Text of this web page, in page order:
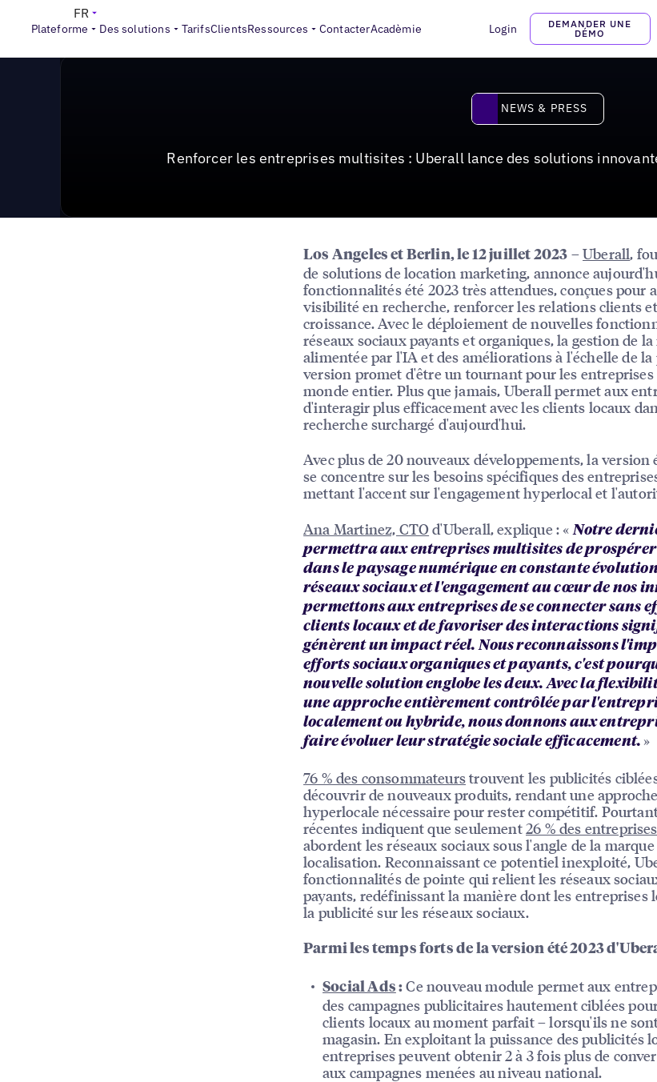
Plateforme Des solutions TarifsClientsRessources ContacterAcadèmie Login
DEMANDER UNE
DÉMO
FR
News & Press Renforcer les entreprises multisites : Uberall lance des solutions innovantes pour un meilleur
News & Press
NEWS & PRESS
Renforcer les entreprises multisites : Uberall lance des solutions
Los Angeles et Berlin, le 12 juillet 2023 –Uberall,
de solutions de location marketing, annonce
fonctionnalités été 2023 très attendues, conçues pour
visibilité en recherche, renforcer les relations clients
croissance. Avec le déploiement de nouvelles
réseaux sociaux payants et organiques, la gestion de
alimentée par l'IA et des améliorations à l'échelle de
version promet d'être un tournant pour les entreprises
monde entier. Plus que jamais, Uberall permet aux
d'interagir plus efficacement avec les clients locaux
recherche surchargé d'aujourd'hui.
Avec plus de 20 nouveaux développements, la version
se concentre sur les besoins spécifiques des
mettant l'accent sur l'engagement hyperlocal et
Ana Martinez, CTOd'Uberall, explique : « Notre
permettra aux entreprises multisites de
dans le paysage numérique en constante
réseaux sociaux et l'engagement au cœur de nos
permettons aux entreprises de se connecter sans
clients locaux et de favoriser des interactions
génèrent un impact réel. Nous reconnaissons
efforts sociaux organiques et payants, c'est
nouvelle solution englobe les deux. Avec la
une approche entièrement contrôlée par
localement ou hybride, nous donnons aux
faire évoluer leur stratégie sociale efficacement.»
76 % des consommateurstrouvent les publicités
découvrir de nouveaux produits, rendant une
hyperlocale nécessaire pour rester compétitif.
récentes indiquent que seulement26 % des
abordent les réseaux sociaux sous l'angle de la marque
localisation. Reconnaissant ce potentiel inexploité,
fonctionnalités de pointe qui relient les réseaux
payants, redéfinissant la manière dont les entreprises
la publicité sur les réseaux sociaux.
Parmi les temps forts de la version été 2023
Social Ads : Ce nouveau module permet aux
des campagnes publicitaires hautement ciblées
clients locaux au moment parfait – lorsqu'ils ne
magasin. En exploitant la puissance des publicités
entreprises peuvent obtenir 2 à 3 fois plus de
aux campagnes menées au niveau national.